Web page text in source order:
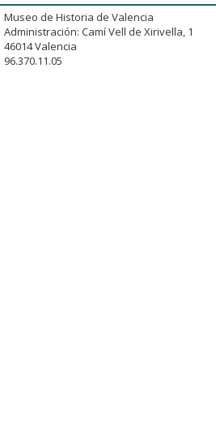
Museo de Historia de Valencia
Administración: Camí Vell de Xirivella, 1
46014 Valencia
96.370.11.05